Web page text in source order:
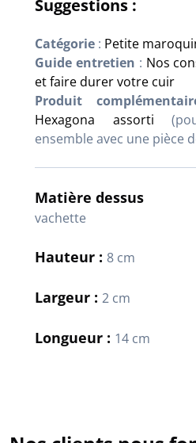
Suggestions :
Catégorie : Petite
Guide entretien : Nos
et faire durer votre cuir
Produit
Hexagona assorti
ensemble avec une pièce
Matière dessus
vachette
Hauteur : 8 cm
Largeur : 2 cm
Longueur : 14 cm